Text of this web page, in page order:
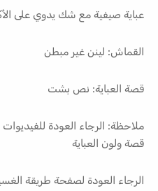
عباية صيفية مع شك يدوي على
القماش: لينن غير مبطن
قصة العباية: نص بشت
ملاحظة: الرجاء العودة
قصة ولون العباية
الرجاء العودة لصفحة طريقة